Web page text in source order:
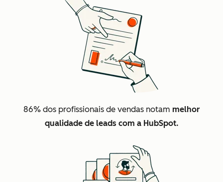
86% dos profissionais de vendas notam melhor
qualidade de leads com a HubSpot.